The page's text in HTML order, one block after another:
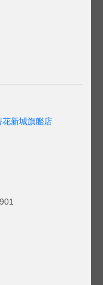
花新城旗艦店